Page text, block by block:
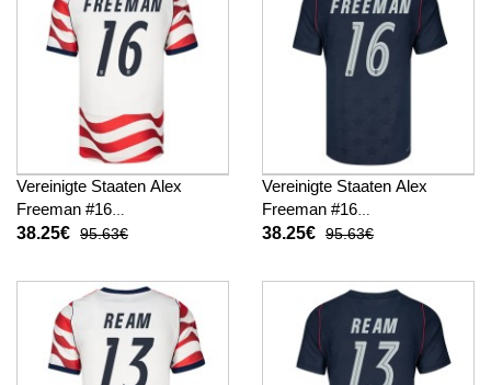
Vereinigte Staaten Alex
Freeman #16
Fußballbekleidung Heimtrikot
38.25€ 95.63€
Vereinigte Staaten Alex
Freeman #16
Fußballbekleidung
Kurzarm
38.25€ 95.63€